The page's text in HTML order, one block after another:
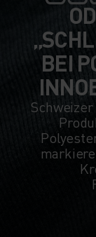
BEI